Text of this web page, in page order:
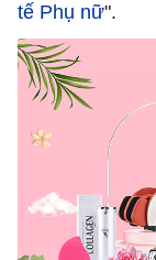
tế Phụ nữ".